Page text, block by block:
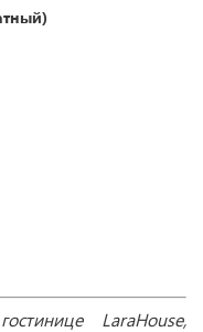
LaraHouse,